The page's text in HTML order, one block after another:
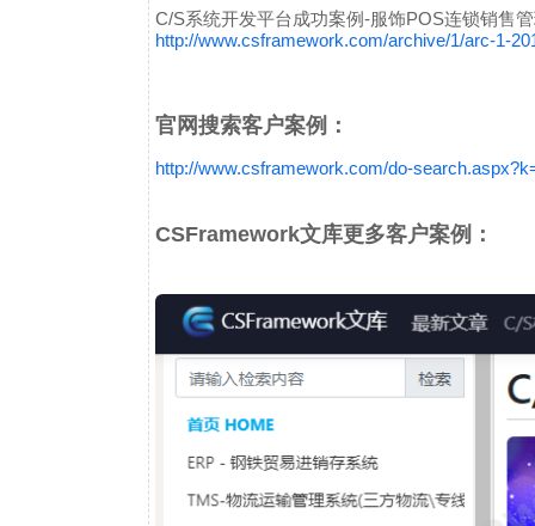
C/S系统开发平台成功案例-服饰POS连锁销售
http://www.csframework.com/archive/1/arc-1-
官网搜索客户案例：
http://www.csframework.com/do-
CSFramework文库更多客户案例：